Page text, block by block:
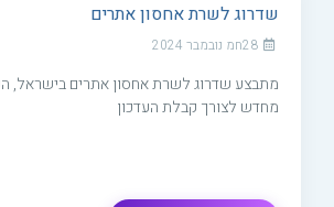
שדרוג לשרת אחסון אתרים
28חמ נובמבר 2024
מתבצע שדרוג לשרת אחסון אתרים בישראל,
מחדש לצורך קבלת העדכון